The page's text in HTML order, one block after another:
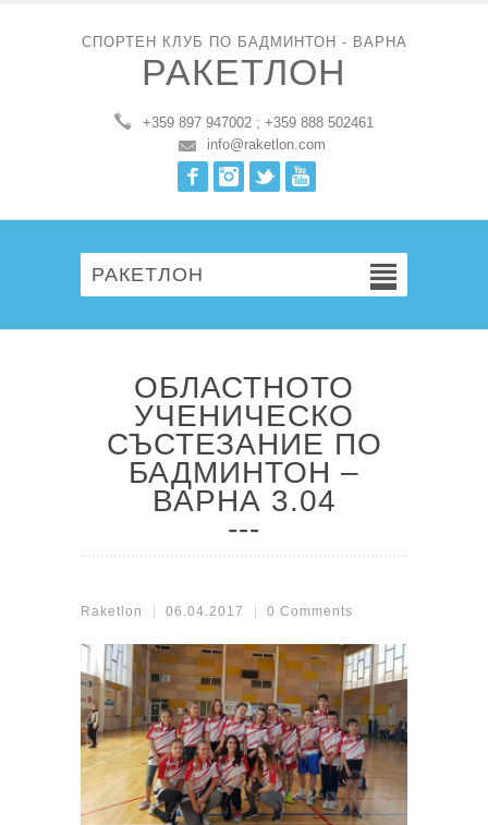
СПОРТЕН КЛУБ ПО БАДМИНТОН - ВАРНА
РАКЕТЛОН
+359 897 947002 ; +359 888 502461
info@raketlon.com
FacebookInstagram
Twitter
РАКЕТЛОН
ОБЛАСТНОТО
УЧЕНИЧЕСКО
СЪСТЕЗАНИЕ ПО
БАДМИНТОН –
ВАРНА 3.04
Raketlon 06.04.2017 0 Comments